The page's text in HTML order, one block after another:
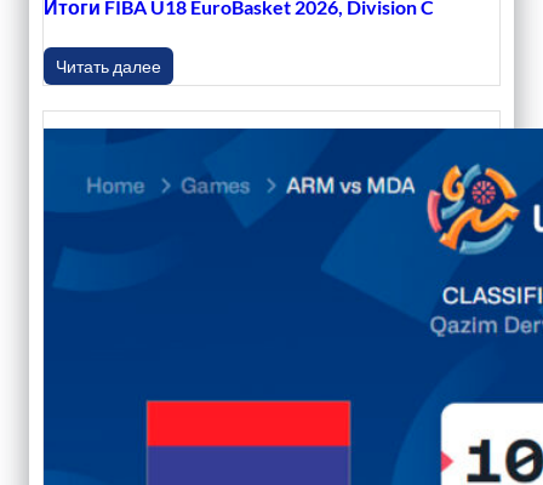
Итоги FIBA U18 EuroBasket 2026, Division C
Читать далее